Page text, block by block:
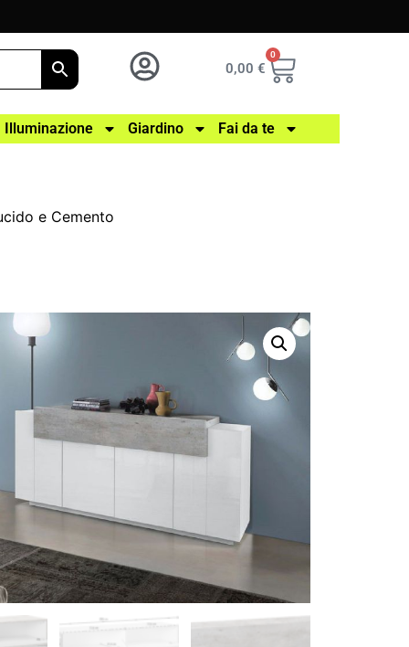
0,00 €
0
Illuminazione Giardino Fai da te
e Cemento